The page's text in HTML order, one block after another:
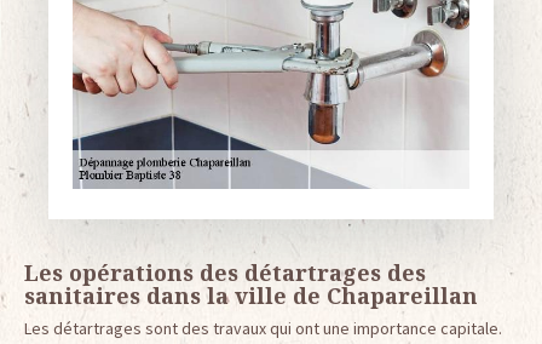
Les opérations des détartrages des
sanitaires dans la ville de Chapareillan
Les détartrages sont des travaux qui ont une importance capitale.